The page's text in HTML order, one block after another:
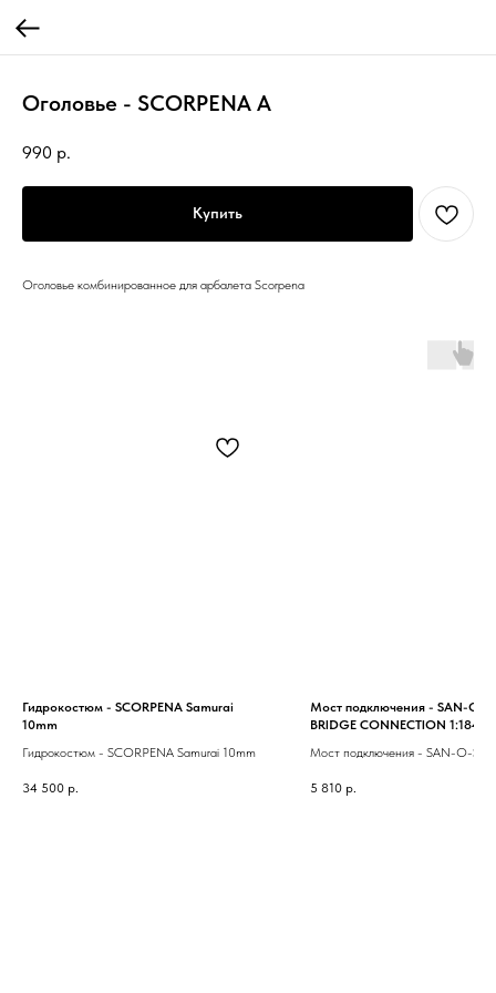
Оголовье - SCORPENA A
990 р.
Купить
Оголовье комбинированное для арбалета Scorpena
Гидрокостюм - SCORPENA Samurai
10mm
Гидрокостюм - SCORPENA Samurai 10mm
34 500 р.
Мост подключения - SAN-O-
BRIDGE CONNECTION
Мост подключения - SAN-O-
5 810 р.